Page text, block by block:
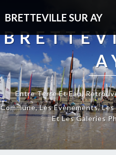
BRETTEVILLE SUR AY
Entre Terre Et Eau,
Commune, Les Évènements,
Et Les Galeries